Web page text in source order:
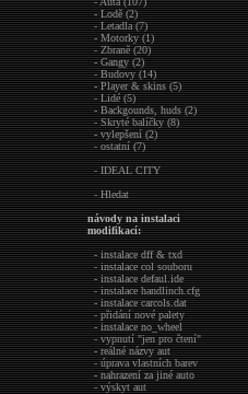
- Lodě (2)
- Letadla (7)
- Motorky (1)
- Zbraně (20)
- Gangy (2)
- Budovy (14)
- Player & skins (5)
- Lidé (5)
- Backgounds, huds (2)
- Skryté balíčky (8)
- vylepšení (2)
- ostatní (7)
- IDEAL CITY
- Hledat
návody na instalaci
modifikací:
- instalace dff & txd
- instalace col souboru
- instalace defaul.ide
- instalace handlinch.cfg
- instalace carcols.dat
- přidání nové palety
- instalace no_wheel
- vypnutí "jen pro čtení"
- reálné názvy aut
- úprava vlastních barev
- nahrazení za jiné auto
- výskyt aut